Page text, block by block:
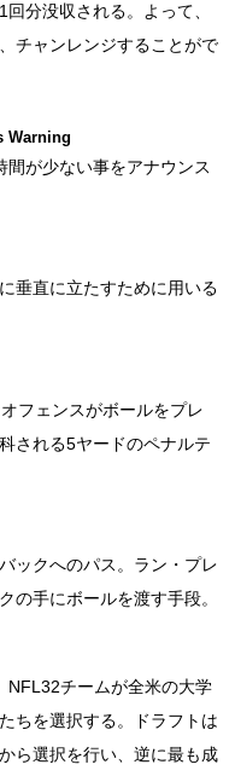
分没収される。よって、
チャンレンジすることがで
Warning
が少ない事をアナウンス
垂直に立たすために用いる
フェンスがボールをプレ
される5ヤードのペナルテ
ックへのパス。ラン・プレ
の手にボールを渡す手段。
チームが全米の大学
ちを選択する。ドラフトは
ら選択を行い、逆に最も成